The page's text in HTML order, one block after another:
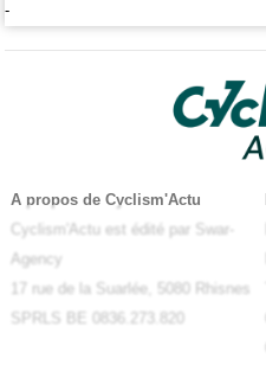
-
A propos de Cyclism'Actu
Cyclism'Actu est édité par Swar-
Agency
17 rue de la Suarlée, 5080 Rhisnes
SPRLS BE 0836.273.820